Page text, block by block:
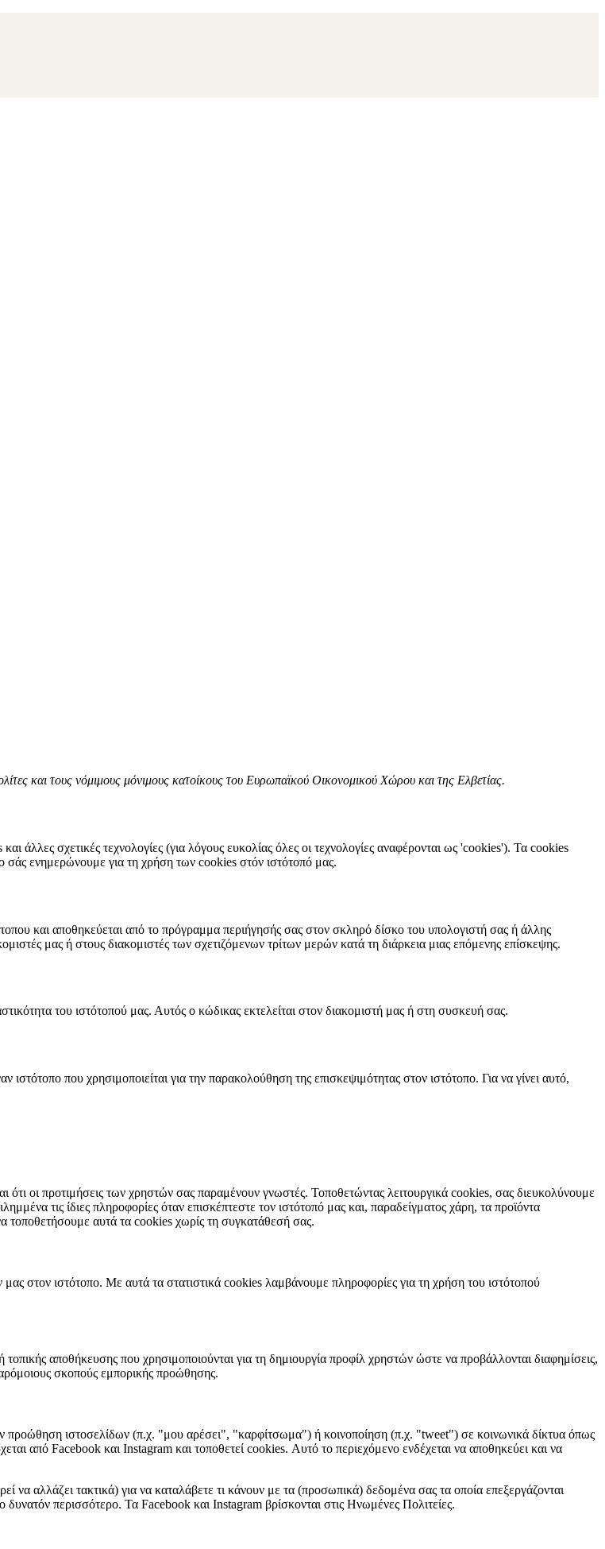
και τους νόμιμους μόνιμους κατοίκους του Ευρωπαϊκού Οικονομικού Χώρου και της Ελβετίας.
άλλες σχετικές τεχνολογίες (για λόγους ευκολίας όλες οι τεχνολογίες αναφέρονται ως 'cookies'). Τα cookies
σάς ενημερώνουμε για τη χρήση των cookies στόν ιστότοπό μας.
και αποθηκεύεται από το πρόγραμμα περιήγησής σας στον σκληρό δίσκο του υπολογιστή σας ή άλλης
μας ή στους διακομιστές των σχετιζόμενων τρίτων μερών κατά τη διάρκεια μιας επόμενης επίσκεψης.
του ιστότοπού μας. Αυτός ο κώδικας εκτελείται στον διακομιστή μας ή στη συσκευή σας.
που χρησιμοποιείται για την παρακολούθηση της επισκεψιμότητας στον ιστότοπο. Για να γίνει αυτό,
οι προτιμήσεις των χρηστών σας παραμένουν γνωστές. Τοποθετώντας λειτουργικά cookies, σας διευκολύνουμε
τις ίδιες πληροφορίες όταν επισκέπτεστε τον ιστότοπό μας και, παραδείγματος χάρη, τα προϊόντα
αυτά τα cookies χωρίς τη συγκατάθεσή σας.
στον ιστότοπο. Με αυτά τα στατιστικά cookies λαμβάνουμε πληροφορίες για τη χρήση του ιστότοπού
αποθήκευσης που χρησιμοποιούνται για τη δημιουργία προφίλ χρηστών ώστε να προβάλλονται διαφημίσεις,
σκοπούς εμπορικής προώθησης.
προώθηση ιστοσελίδων (π.χ. "μου αρέσει", "καρφίτσωμα") ή κοινοποίηση (π.χ. "tweet") σε κοινωνικά δίκτυα όπως
από Facebook και Instagram και τοποθετεί cookies. Αυτό το περιεχόμενο ενδέχεται να αποθηκεύει και να
αλλάζει τακτικά) για να καταλάβετε τι κάνουν με τα (προσωπικά) δεδομένα σας τα οποία επεξεργάζονται
περισσότερο. Τα Facebook και Instagram βρίσκονται στις Ηνωμένες Πολιτείες.